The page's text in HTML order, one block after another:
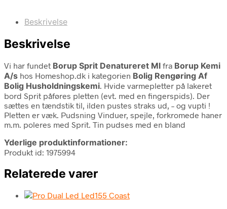
Beskrivelse
Beskrivelse
Vi har fundet Borup Sprit Denatureret Ml fra Borup Kemi
A/s hos Homeshop.dk i kategorien Bolig Rengøring Af
Bolig Husholdningskemi. Hvide varmepletter på lakeret
bord Sprit påføres pletten (evt. med en fingerspids). Der
sættes en tændstik til, ilden pustes straks ud, – og vupti !
Pletten er væk. Pudsning Vinduer, spejle, forkromede haner
m.m. poleres med Sprit. Tin pudses med en bland
Yderlige produktinformationer:
Produkt id: 1975994
Relaterede varer